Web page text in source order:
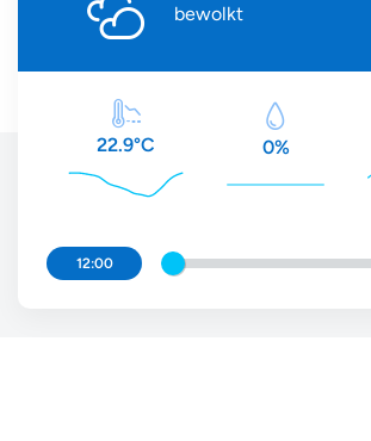
bewolkt
22.9°C 0%
12:00